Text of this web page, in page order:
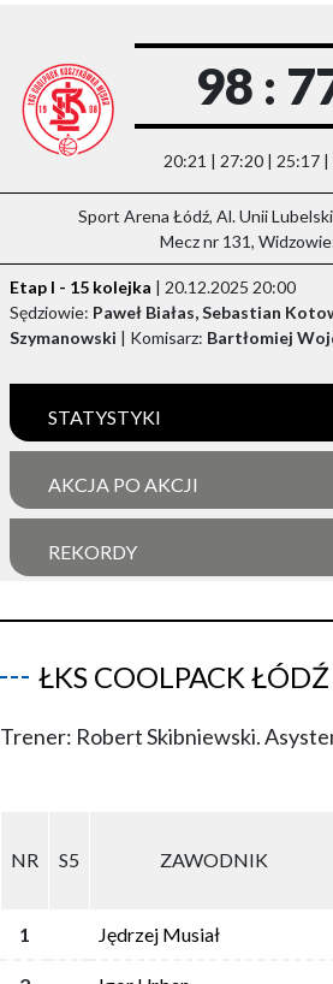
98 :
20:21 | 27:20 | 25:17 |
Sport Arena Łódź, Al. Unii
Mecz nr 131,
Etap I - 15 kolejka | 20.12.2025 20:00
Sędziowie: Paweł Białas, Sebastian
Szymanowski | Komisarz: Bartłomiej
STATYSTYKI
AKCJA PO AKCJI
REKORDY
ŁKS COOLPACK ŁÓDŹ
Trener: Robert Skibniewski.
NR S5 ZAWODNIK
1 Jędrzej Musiał
NR S5 ZAWODNIK
1 Jędrzej Musiał